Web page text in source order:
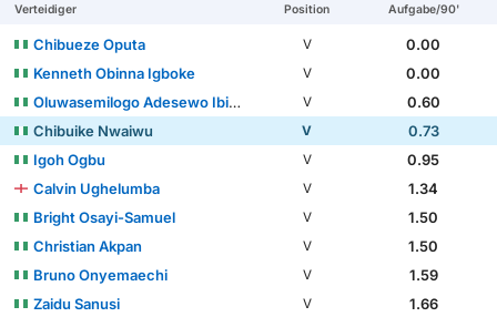
Verteidiger Position Aufgabe/90'
Chibueze Oputa V
0.00
Kenneth Obinna Igboke
V
0.00
Oluwasemilogo Adesewo Ibidapo Ajayi
V
0.60
Chibuike Nwaiwu
V
0.73
Igoh Ogbu
V
0.95
Calvin Ughelumba
V
1.34
Bright Osayi-Samuel
V
1.50
Christian Akpan
V
1.50
Bruno Onyemaechi
V
1.59
Zaidu Sanusi
V
1.66